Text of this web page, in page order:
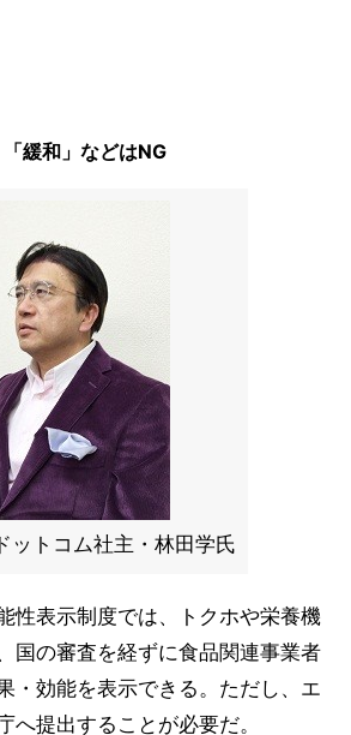
「緩和」などはNG
ットコム社主・林田学氏
性表示制度では、トクホや栄養機
国の審査を経ずに食品関連事業者
・効能を表示できる。ただし、エ
へ提出することが必要だ。